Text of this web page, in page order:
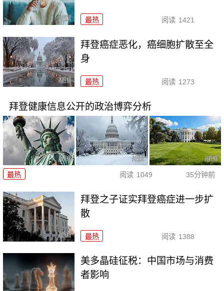
最热 阅读 1421
拜登癌症恶化，癌细胞扩散至全
身
最热 阅读 1273
拜登健康信息公开的政治博弈分析
最热 阅读 1049 35分钟前
拜登之子证实拜登癌症进一步扩
散
最热 阅读 1388
美多晶硅征税：中国市场与消费
者影响